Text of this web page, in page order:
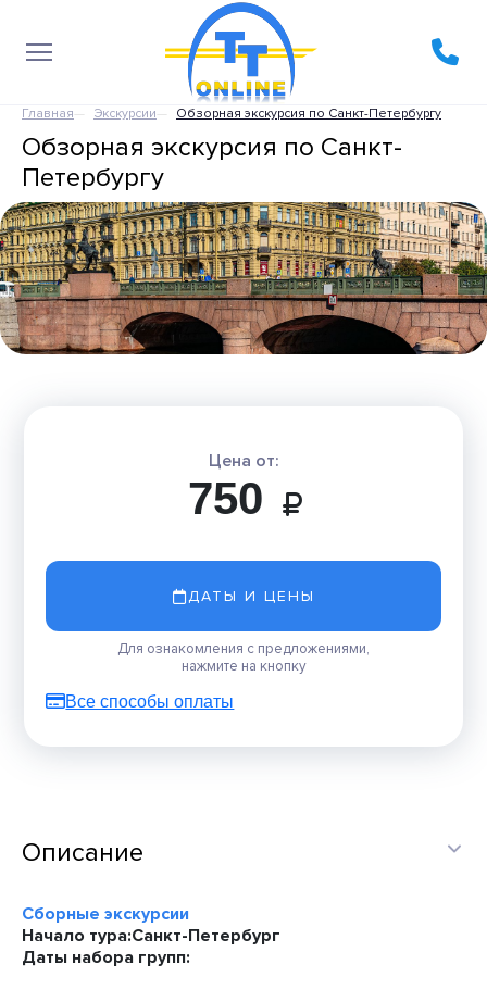
Главная Экскурсии Обзорная экскурсия по Санкт-Петербургу
Обзорная экскурсия по Санкт-
Петербургу
Цена от:
750
ДАТЫ И ЦЕНЫ
Для ознакомления с предложениями,
нажмите на кнопку
Все способы оплаты
Описание
Сборные экскурсии
Начало тура:Санкт-Петербург
Даты набора групп: